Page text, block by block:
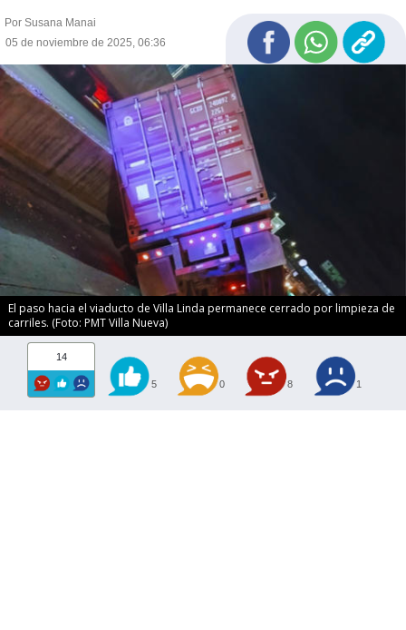
Por Susana Manai
05 de noviembre de 2025, 06:36
El paso hacia el viaducto de Villa Linda permanece cerrado por limpieza de
carriles. (Foto: PMT Villa Nueva)
14
5 0 8 1